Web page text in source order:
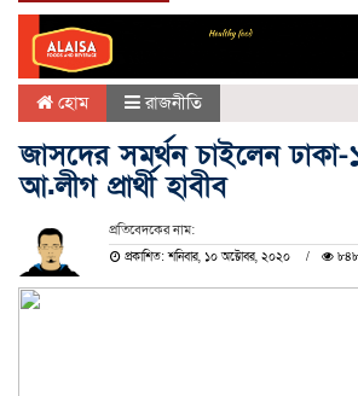
হোম রাজনীতি
জাসদের সমর্থন চাইলেন
আ.লীগ প্রার্থী হাবীব
প্রতিবেদকের নাম:
প্রকাশিত: শনিবার, ১০ অক্টোবর, ২০২০ ৮৪৮